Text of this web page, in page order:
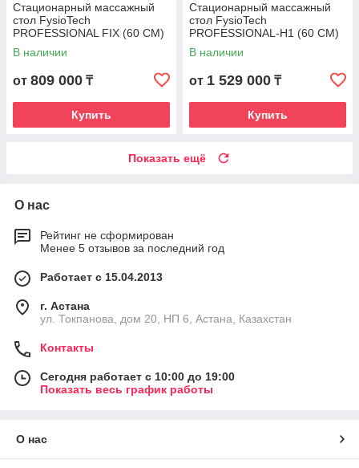
Стационарный массажный
стол FysioTech
PROFESSIONAL FIX (60 CM)
В наличии
от 809 000 ₸
Купить
Стационарный массажный
стол FysioTech
PROFESSIONAL-H1 (60 CM)
В наличии
от 1 529 000 ₸
Купить
Показать ещё
О нас
Рейтинг не сформирован
Менее 5 отзывов за последний год
Работает с 15.04.2013
г. Астана
ул. Токпанова, дом 20, НП 6, Астана, Казахстан
Контакты
Сегодня работает с 10:00 до 19:00
Показать весь график работы
О нас